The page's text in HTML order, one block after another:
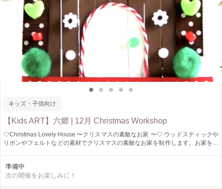
キッズ・子供向け
【Kids ART】六郷 | 12月 Christmas Workshop
♡Christmas Lovely House 〜クリスマスの素敵なお家 〜♡ ウッドスティックや
リボンやフェルトなどの素材でクリスマスの素敵なお家を制作します。お家を取
Happy！」なクリスマスの世界と可愛いクリスマスの素敵なお家を完成されるこ
準備中
次の開催をお楽しみに！